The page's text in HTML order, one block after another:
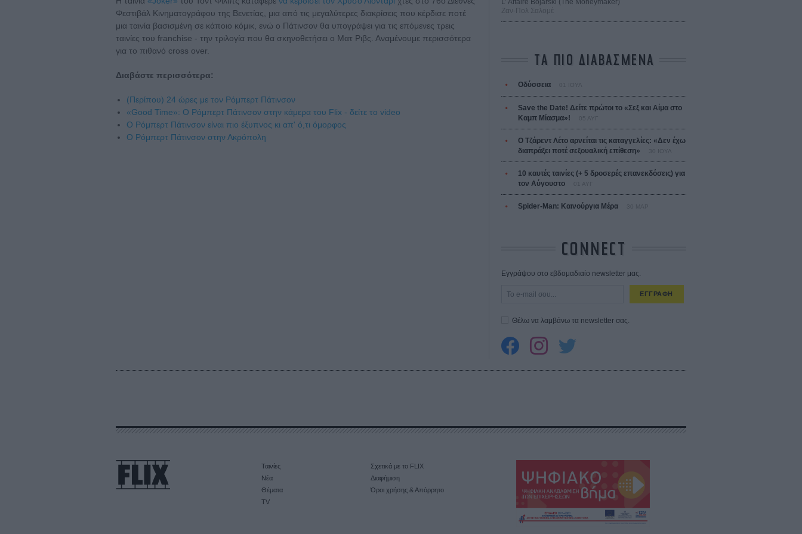
Φεστιβάλ Κινηματογράφου της Βενετίας, μια από τις μεγαλύτερες διακρίσεις που κέρδισε ποτέ
μια ταινία βασισμένη σε κάποιο κόμικ, ενώ ο Πάτινσον θα υπογράψει για τις επόμενες τρεις
ταινίες του franchise - την τριλογία που θα σκηνοθετήσει ο Ματ Ριβς. Αναμένουμε περισσότερα
για το πιθανό cross over.
Διαβάστε περισσότερα:
(Περίπου) 24 ώρες με τον Ρόμπερτ Πάτινσον
«Good Time»: Ο Ρόμπερτ Πάτινσον στην κάμερα του Flix - δείτε το video
Ο Ρόμπερτ Πάτινσον είναι πιο έξυπνος κι απ' ό,τι όμορφος
Ο Ρόμπερτ Πάτινσον στην Ακρόπολη
L’ Affaire Bojarski (The Moneymaker)
Ζαν-Πολ Σαλομέ
ΤΑ ΠΙΟ ΔΙΑΒΑΣΜΕΝΑ
Οδύσσεια
Save the Date! Δείτε πρώτοι το «Σεξ και Αίμα στο
Καμπ Μίασμα»!
Ο Τζάρεντ Λέτο αρνείται τις καταγγελίες: «Δεν έχω
διαπράξει ποτέ σεξουαλική επίθεση»
10 καυτές ταινίες (+ 5 δροσερές επανεκδόσεις) για
τον Αύγουστο
Spider-Man: Καινούργια Μέρα 30 ΜΑΡ
CONNECT
Εγγράψου στο εβδομαδιαίο newsletter μας.
ΕΓΓΡΑΦΗ
Θέλω να λαμβάνω τα newsletter σας.
Ταινίες
Νέα
Θέματα
TV
Σχετικά με το FLIX
Διαφήμιση
Όροι χρήσης & Απόρρητο